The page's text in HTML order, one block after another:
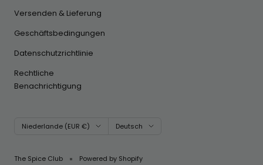
Versenden & Lieferung
Geschäftsbedingungen
Datenschutzrichtlinie
Rechtliche
Benachrichtigung
Land/Region
Niederlande (EUR €) Sprache
Deutsch
The Spice Club Powered by Shopify